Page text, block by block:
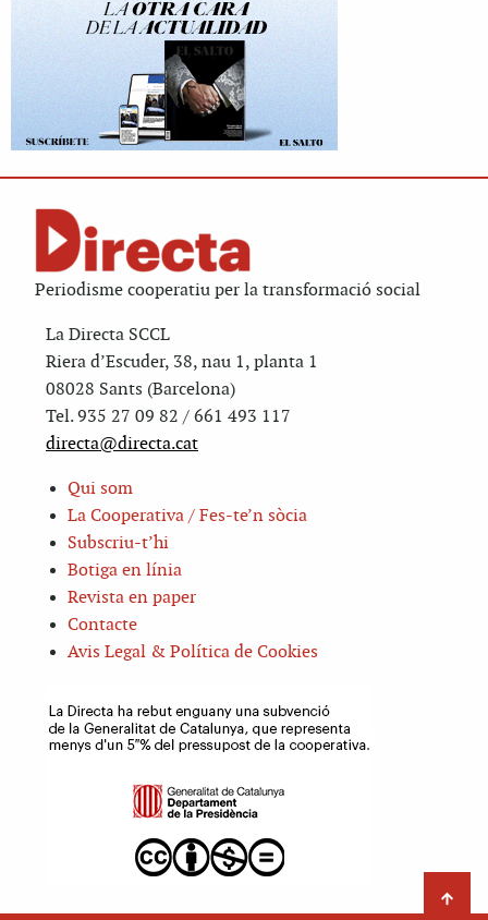
Periodisme cooperatiu per la transformació social
La Directa SCCL
Riera d’Escuder, 38, nau 1, planta 1
08028 Sants (Barcelona)
Tel. 935 27 09 82 / 661 493 117
directa@directa.cat
Qui som
La Cooperativa / Fes-te’n sòcia
Subscriu-t’hi
Botiga en línia
Revista en paper
Contacte
Avis Legal & Política de Cookies